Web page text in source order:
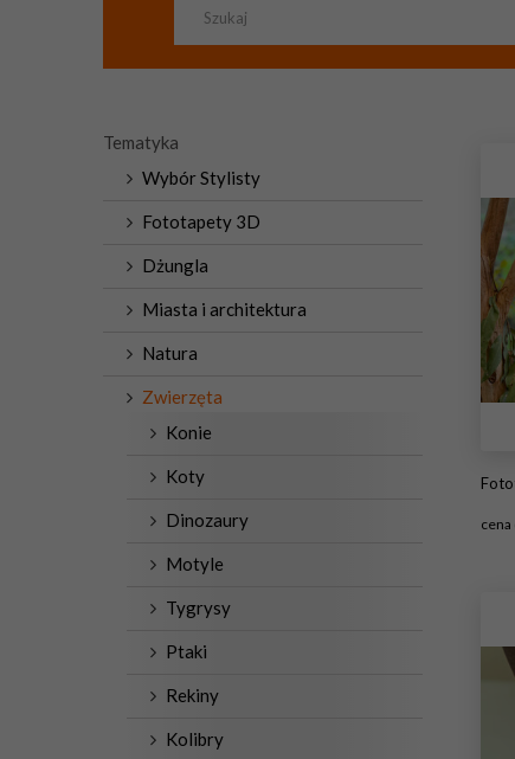
Tematyka
Wybór Stylisty
Fototapety 3D
Dżungla
Miasta i architektura
Natura
Zwierzęta
Konie
Koty
Dinozaury
Motyle
Tygrysy
Ptaki
Rekiny
Kolibry
cena